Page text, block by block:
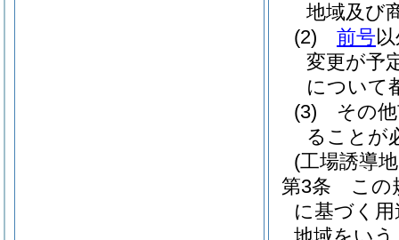
地域及び
(2)
前号
変更が予
について
(3)
その
ることが
(工場誘導
第3条
この
に基づく